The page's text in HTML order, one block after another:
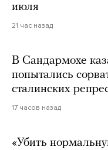
июля
21 час назад
В Сандармохе
попытались
сталинских
17 часов назад
«Убить